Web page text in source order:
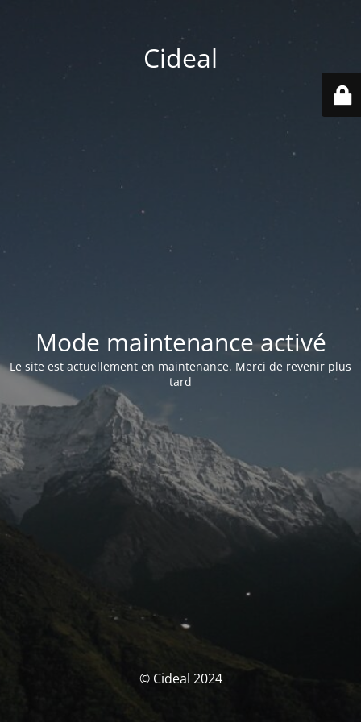
Cideal
Mode maintenance activé
Le site est actuellement en maintenance. Merci de revenir plus
tard
© Cideal 2024